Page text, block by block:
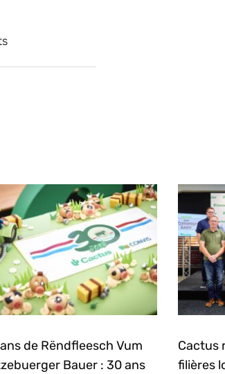
de Rëndfleesch Vum
Bauer : 30 ans
Cactus
filières